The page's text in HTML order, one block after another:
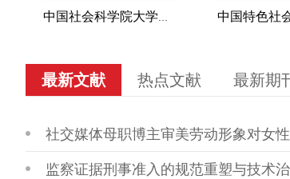
中国社会科学院大学学报 中国特色社
最新文献 热点文献 最新期
社交媒体母职博主审美劳动形象对女
监察证据刑事准入的规范重塑与技术